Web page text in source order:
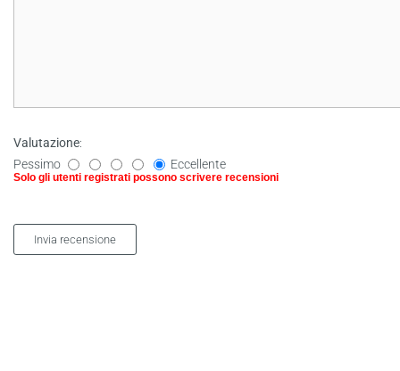
Solo gli utenti registrati possono scrivere recensioni
Valutazione:
Pessimo
Eccellente